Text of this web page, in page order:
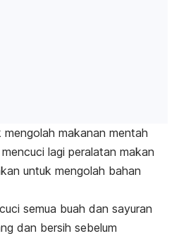
makanan mentah
lagi peralatan makan
untuk mengolah bahan
semua buah dan sayuran
dan bersih sebelum